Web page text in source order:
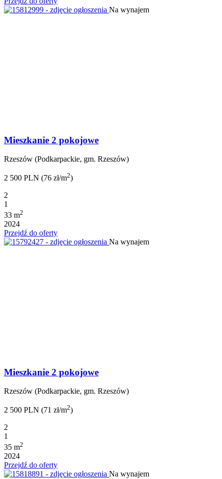
Na wynajem
Mieszkanie 2 pokojowe
Rzeszów (Podkarpackie, gm. Rzeszów)
2 500 PLN (76 zł/m2)
2
1
33 m2
2024
Przejdź do oferty
Na wynajem
Mieszkanie 2 pokojowe
Rzeszów (Podkarpackie, gm. Rzeszów)
2 500 PLN (71 zł/m2)
2
1
35 m2
2024
Przejdź do oferty
Na wynajem